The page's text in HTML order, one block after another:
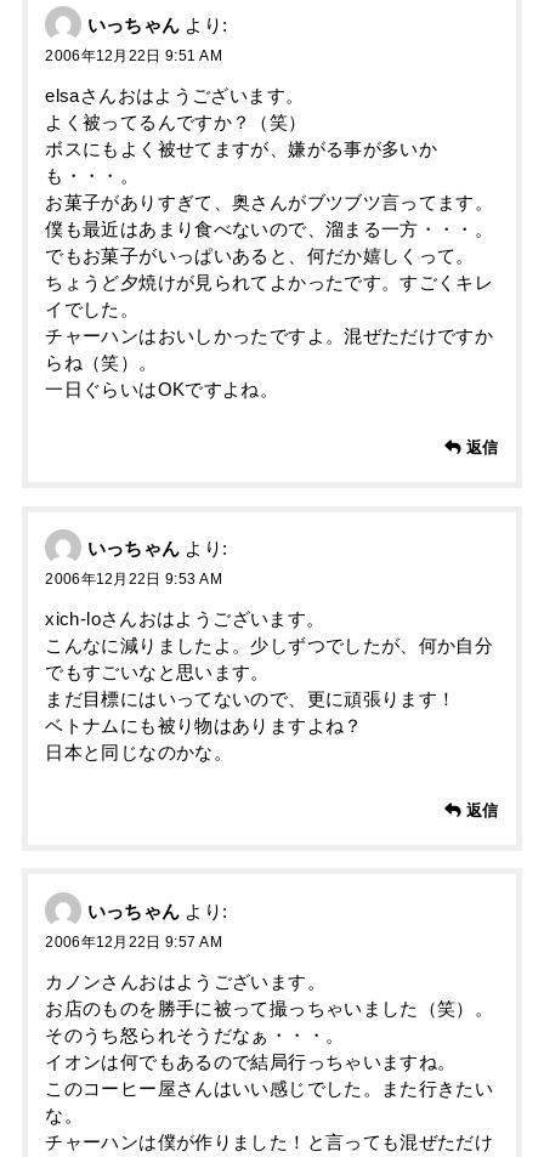
いっちゃん より:
2006年12月22日 9:51 AM
elsaさんおはようございます。
よく被ってるんですか？（笑）
ボスにもよく被せてますが、嫌がる事が多いか
も・・・。
お菓子がありすぎて、奥さんがブツブツ言ってます。
僕も最近はあまり食べないので、溜まる一方・・・。
でもお菓子がいっぱいあると、何だか嬉しくって。
ちょうど夕焼けが見られてよかったです。すごくキレ
イでした。
チャーハンはおいしかったですよ。混ぜただけですか
らね（笑）。
一日ぐらいはOKですよね。
返信
いっちゃん より:
2006年12月22日 9:53 AM
xich-loさんおはようございます。
こんなに減りましたよ。少しずつでしたが、何か自分
でもすごいなと思います。
まだ目標にはいってないので、更に頑張ります！
ベトナムにも被り物はありますよね？
日本と同じなのかな。
返信
いっちゃん より:
2006年12月22日 9:57 AM
カノンさんおはようございます。
お店のものを勝手に被って撮っちゃいました（笑）。
そのうち怒られそうだなぁ・・・。
イオンは何でもあるので結局行っちゃいますね。
このコーヒー屋さんはいい感じでした。また行きたい
な。
チャーハンは僕が作りました！と言っても混ぜただけ